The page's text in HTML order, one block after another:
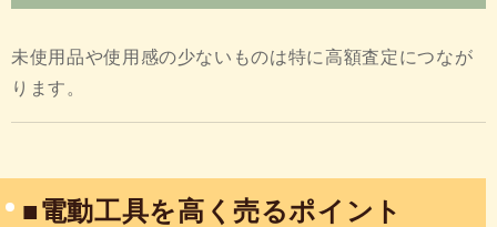
未使用品や使用感の少ないものは特に高額査定につなが
ります。
■電動工具を高く売るポイント